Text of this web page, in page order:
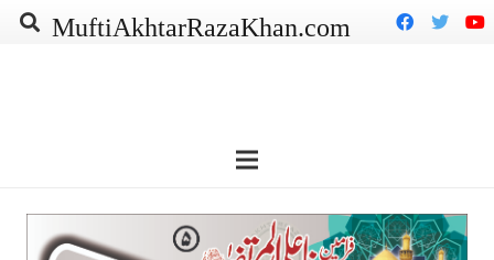
MuftiAkhtarRazaKhan.com